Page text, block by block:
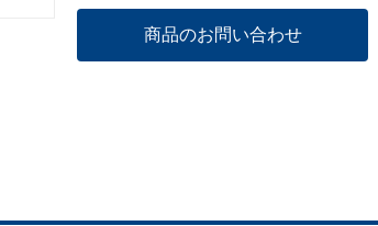
商品のお問い合わせ